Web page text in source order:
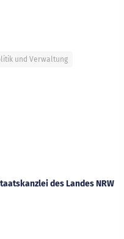
und Verwaltung
des Landes NRW